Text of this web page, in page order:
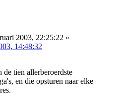
2003, 22:25:22 »
14:48:32
tien allerberoerdste
en die opsturen naar elke